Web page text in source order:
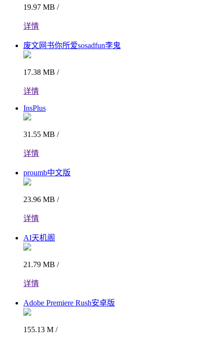
19.97 MB /
详情
废文网书你所爱sosadfun李鬼
17.38 MB /
详情
InsPlus
31.55 MB /
详情
proumb中文版
23.96 MB /
详情
AI天机阁
21.79 MB /
详情
Adobe Premiere Rush安卓版
155.13 M /